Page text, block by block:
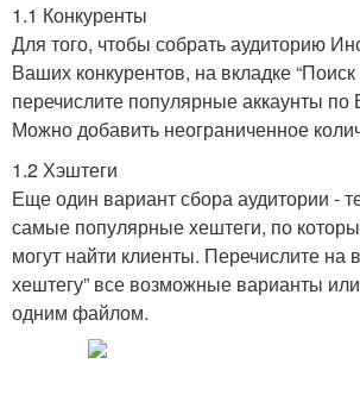
1.1 Конкуренты
Для того, чтобы собрать аудиторию
Ваших конкурентов, на вкладке “Поиск
перечислите популярные аккаунты
Можно добавить неограниченное
1.2 Хэштеги
Еще один вариант сбора аудитории -
самые популярные хештеги, по
могут найти клиенты. Перечислите на
хештегу” все возможные варианты или
одним файлом.